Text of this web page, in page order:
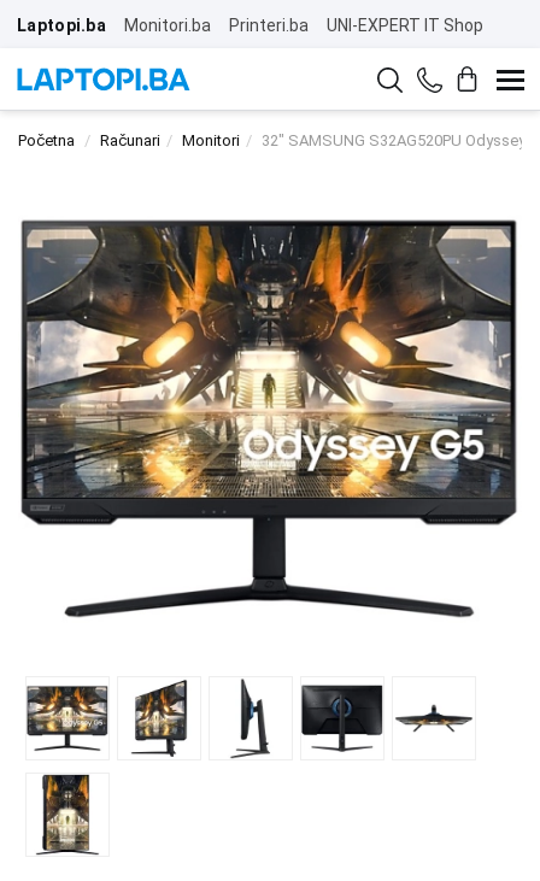
Laptopi.ba Monitori.ba Printeri.ba UNI-EXPERT IT Shop
Početna Računari Monitori 32" SAMSUNG S32AG520PU Odyssey